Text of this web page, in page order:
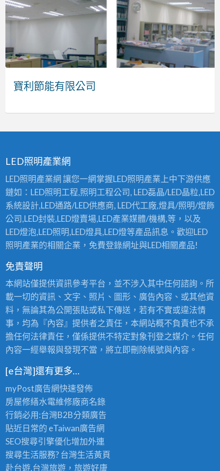
康
合
技
有
康合科技有限公司
寶
利
能
有
寶利節能有限公司
環
渼
能
科
環渼節能科技
元
郁
限
公
元郁有限公司
東
錦
明
有
東錦照明有限公司
台
灣
能
光
限
司
億)
台灣節能光電科技有限公司(長億)
LED照明產業網
LED照明產業網 讓您一網掌握LED照明產業上中下游供應
鏈如：LED照明工程,照明工程公司, LED磊晶/LED晶粒,LED
系統設計,LED通路/LED供應商, LED代工廠,燈具/照明/燈飾
公司,LED封裝,LED燈賣場,LED產業媒體/機構,等，以及
LED燈泡,LED照明,LED燈具,LED燈等產品訊息。歡迎LED
照明產業的相關企業，免費登錄網址與LED相關產品!
免責聲明
本網站僅提供資訊參考平台，並不涉入其中任何諮詢。所
載一切的資訊、文字、照片、圖形、廣告內容、或其他資
料，無論其為公開張貼或私下傳送，若有不實或違法情
事，均為『內容』提供者之責任，本網站概不負責也不承
擔任何法律責任，僅係提供不特定對象刊登之媒介。任何
內容一經舉報與發現不當，將立即刪除帳號與內容。
[e台灣]還有更多…
myPost廣告網快速發佈
房屋修繕水電維修廠商名錄
行銷必用:台灣B2B分類廣告
貼近日常的 eTaiwan廣告網
SEO搜尋引擎優化增加外連
搜尋生活服務? 台灣生活黃頁
赴台遊,台灣旅遊，旅遊好康